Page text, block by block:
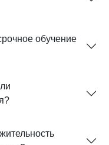
обучение